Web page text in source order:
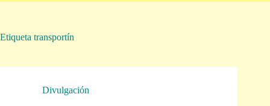
Etiqueta transportín
Divulgación